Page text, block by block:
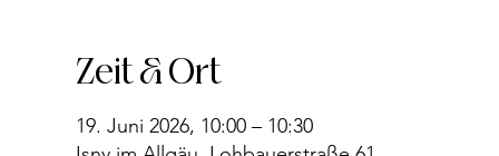
Zeit & Ort
19. Juni 2026, 10:00 – 10:30